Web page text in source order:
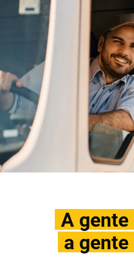
A gente
a